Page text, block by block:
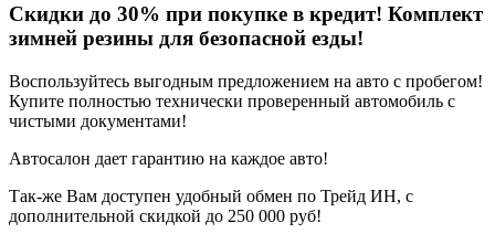
Скидки до 30% при покупке в кредит! Комплект
зимней резины для безопасной езды!
Воспользуйтесь выгодным предложением на авто с пробегом!
Купите полностью технически проверенный автомобиль с
чистыми документами!
Автосалон дает гарантию на каждое авто!
Так-же Вам доступен удобный обмен по Трейд ИН, с
дополнительной скидкой до 250 000 руб!